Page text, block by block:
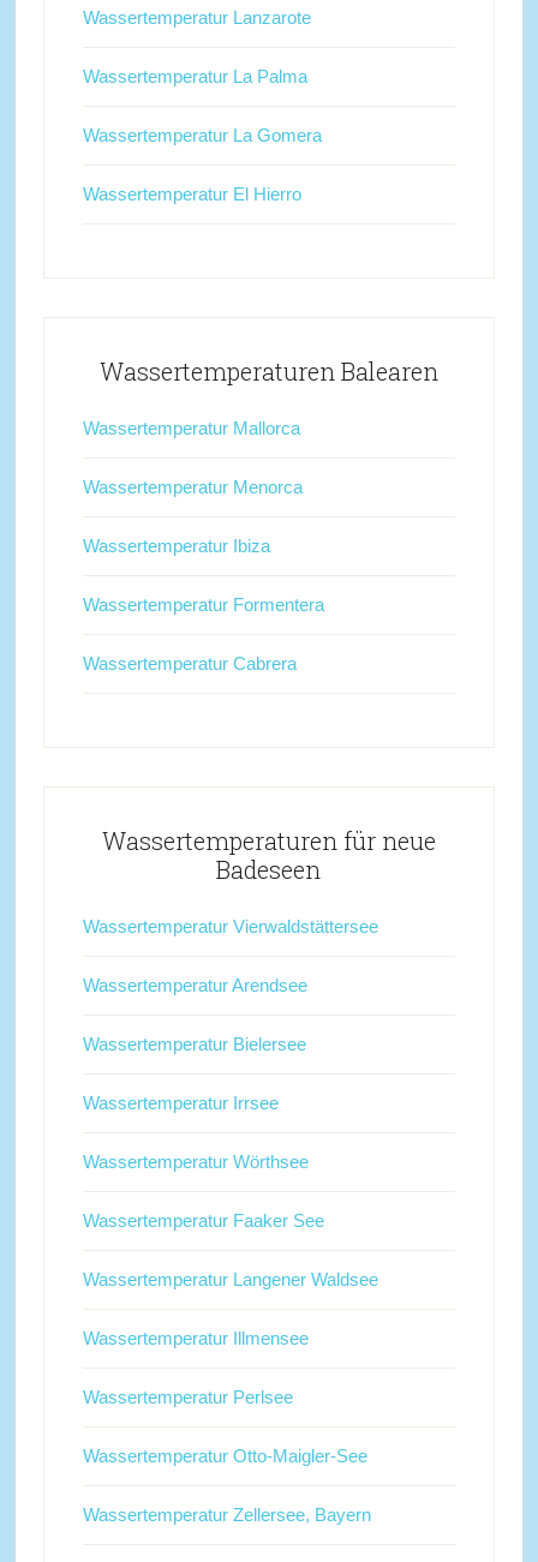
Wassertemperatur Lanzarote
Wassertemperatur La Palma
Wassertemperatur La Gomera
Wassertemperatur El Hierro
Wassertemperaturen Balearen
Wassertemperatur Mallorca
Wassertemperatur Menorca
Wassertemperatur Ibiza
Wassertemperatur Formentera
Wassertemperatur Cabrera
Wassertemperaturen für neue
Badeseen
Wassertemperatur Vierwaldstättersee
Wassertemperatur Arendsee
Wassertemperatur Bielersee
Wassertemperatur Irrsee
Wassertemperatur Wörthsee
Wassertemperatur Faaker See
Wassertemperatur Langener Waldsee
Wassertemperatur Illmensee
Wassertemperatur Perlsee
Wassertemperatur Otto-Maigler-See
Wassertemperatur Zellersee, Bayern